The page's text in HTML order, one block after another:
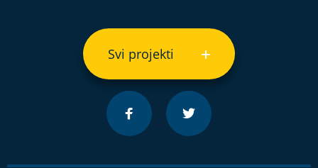
Svi projekti